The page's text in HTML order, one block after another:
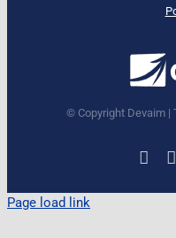
© Copyright Devaim |
Page load link